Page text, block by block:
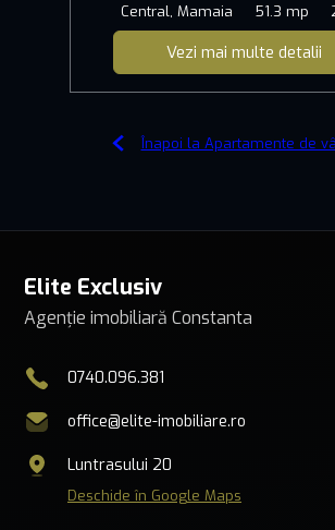
Central, Mamaia
51.3 mp
Vezi mai multe detalii
Înapoi la Apartamente de
Elite Exclusiv
Agenție imobiliară Constanta
0740.096.381
office@elite-imobiliare.ro
Luntrasului 20
Deschide în Google Maps